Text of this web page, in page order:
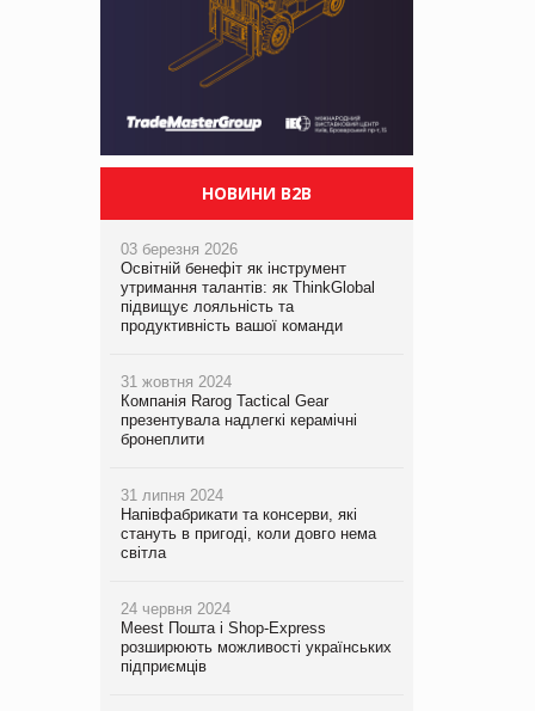
НОВИНИ B2B
03 березня 2026
Освітній бенефіт як інструмент
утримання талантів: як ThinkGlobal
підвищує лояльність та
продуктивність вашої команди
31 жовтня 2024
Компанія Rarog Tactical Gear
презентувала надлегкі керамічні
бронеплити
31 липня 2024
Напівфабрикати та консерви, які
стануть в пригоді, коли довго нема
світла
24 червня 2024
Meest Пошта і Shop-Express
розширюють можливості українських
підприємців